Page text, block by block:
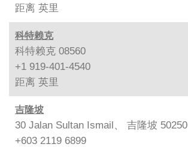
距离 英里
科特赖克
科特赖克 08560
+1 919-401-4540
距离 英里
吉隆坡
30 Jalan Sultan Ismail、 吉隆坡 50250
+603 2119 6899